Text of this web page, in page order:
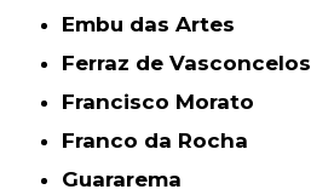
Embu das Artes
Ferraz de Vasconcelos
Francisco Morato
Franco da Rocha
Guararema